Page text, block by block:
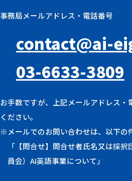
事務局メールアドレス・電話番号
contact@ai-
03-6633-3809
お手数ですが、上記メールアドレス・
ください。
※メールでのお問い合わせは、以下の
「【問合せ】問合せ者氏名又は採
員会）AI英語事業について」